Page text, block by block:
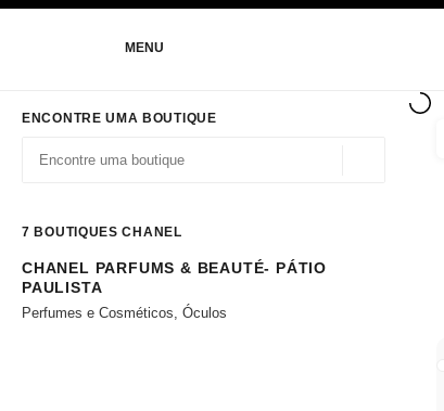
navegação principal
MENU
ENCONTRE UMA BOUTIQUE
7 BOUTIQUES CHANEL
Ir para os filtros
CHANEL PARFUMS & BEAUTÉ- PÁTIO
PAULISTA
Perfumes e Cosméticos, Óculos